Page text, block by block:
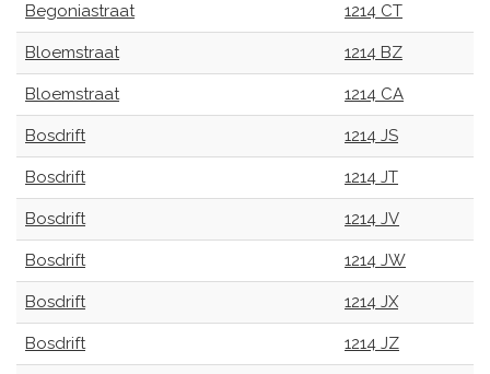
Begoniastraat 1214 CT
Bloemstraat 1214 BZ
Bloemstraat 1214 CA
Bosdrift 1214 JS
Bosdrift 1214 JT
Bosdrift 1214 JV
Bosdrift 1214 JW
Bosdrift 1214 JX
Bosdrift 1214 JZ